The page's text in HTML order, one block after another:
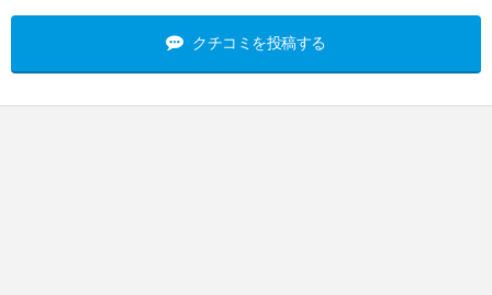
クチコミを投稿する